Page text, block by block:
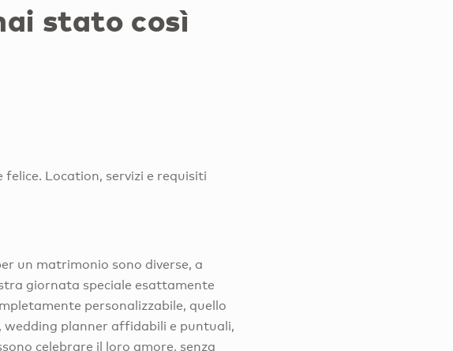
stato così
Location, servizi e requisiti
un matrimonio sono diverse, a
giornata speciale esattamente
personalizzabile, quello
wedding planner affidabili e puntuali,
celebrare il loro amore, senza